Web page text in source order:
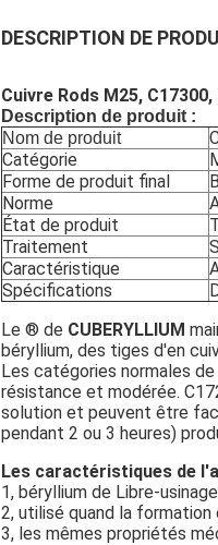
DESCRIPTION DE
Cuivre Rods M25,
Description de produit :
Nom de produit
Catégorie
Forme de produit final
Norme
État de produit
Traitement
Caractéristique
Spécifications
Le ® de CUBERYLLIUM
béryllium, des tiges d'en
Les catégories normales
résistance et modérée.
solution et peuvent être
pendant 2 ou 3 heures)
Les caractéristiques de
1, béryllium de Libre-usinage
2, utilisé quand la
3, les mêmes propriétés